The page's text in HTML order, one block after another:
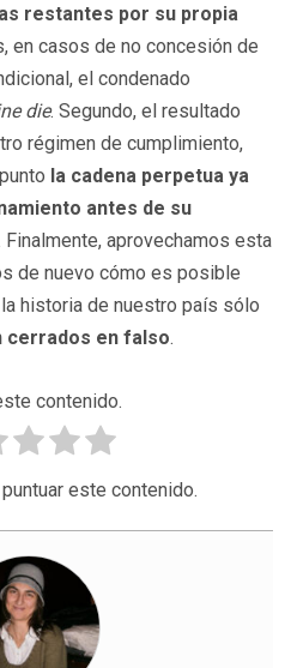
restantes por su propia
en casos de no concesión de
el condenado
die. Segundo, el resultado
régimen de cumplimiento,
la cadena perpetua ya
antes de su
. Finalmente, aprovechamos esta
de nuevo cómo es posible
historia de nuestro país sólo
cerrados en falso.
contenido.
este contenido.